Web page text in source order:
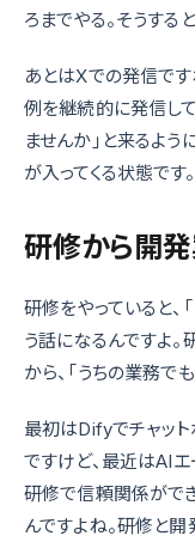
ろまでやる。そうする
あとはXでの発信で
例を継続的に発信し
ませんか」と来るよ
が入ってくる状態です。
研修から開
研修をやっていると、
う話になるんですよ。
から、「うちの業務で
最初はDifyでチャッ
ですけど、最近はAIエ
研修で信頼関係がで
んですよね。研修と開